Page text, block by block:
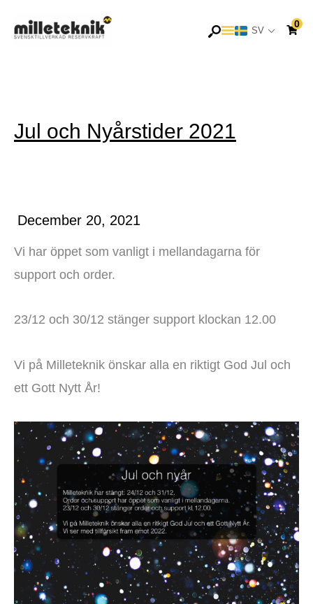
SV
EN
0
Jul och Nyårstider 2021
December 20, 2021
Vi har öppet som vanligt i mellandagarna för
support och order.
23/12 och 30/12 stänger support klockan 12.00
Vi på Milleteknik önskar alla en riktigt God Jul och
ett Gott Nytt År!